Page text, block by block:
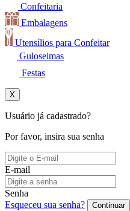
Confeitaria
Embalagens
Utensílios para Confeitar
Guloseimas
Festas
X
Usuário já cadastrado?
Por favor, insira sua senha
E-mail
Senha
Esqueceu sua senha?
Continuar